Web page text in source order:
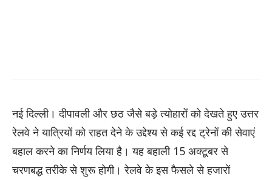
नई दिल्ली। दीपावली और छठ जैसे बड़े त्योहारों को देखते हुए उत्तर
रेलवे ने यात्रियों को राहत देने के उद्देश्य से कई रद्द ट्रेनों की सेवाएं
बहाल करने का निर्णय लिया है। यह बहाली 15 अक्टूबर से
चरणबद्ध तरीके से शुरू होगी। रेलवे के इस फैसले से हजारों